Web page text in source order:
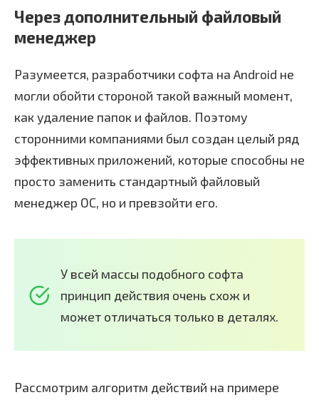
Через дополнительный файловый
менеджер
Разумеется, разработчики софта на Android не
могли обойти стороной такой важный момент,
как удаление папок и файлов. Поэтому
сторонними компаниями был создан целый ряд
эффективных приложений, которые способны не
просто заменить стандартный файловый
менеджер ОС, но и превзойти его.
У всей массы подобного софта
принцип действия очень схож и
может отличаться только в деталях.
Рассмотрим алгоритм действий на примере